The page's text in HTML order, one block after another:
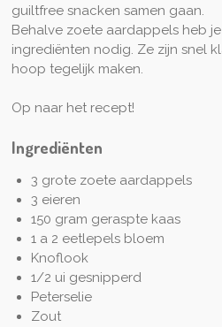
guiltfree snacken samen gaan.
Behalve zoete aardappels heb
ingrediënten nodig. Ze zijn snel
hoop tegelijk maken.
Op naar het recept!
Ingrediënten
3 grote zoete aardappels
3 eieren
150 gram geraspte kaas
1 a 2 eetlepels bloem
Knoflook
1/2 ui gesnipperd
Peterselie
Zout